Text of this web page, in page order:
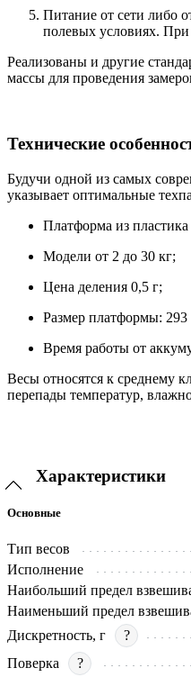
Питание от сети либо
полевых условиях. При
Реализованы и другие
массы для проведения
Технические
Будучи одной из самых
указывает оптимальные
Платформа из
Модели от 2 до 30 кг;
Цена деления 0,5 г;
Размер платформы:
Время работы от
Весы относятся к среднему
перепады температур,
Характеристики
Основные
Тип весов
Исполнение
Наибольший предел
Наименьший предел
Дискретность, г
?
Поверка
?